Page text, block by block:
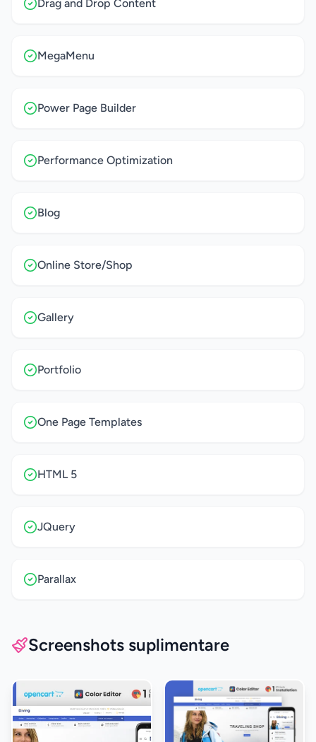
Drag and Drop Content
MegaMenu
Power Page Builder
Performance Optimization
Blog
Online Store/Shop
Gallery
Portfolio
One Page Templates
HTML 5
JQuery
Parallax
Screenshots suplimentare